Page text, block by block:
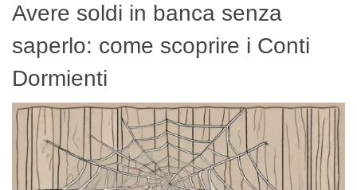
Avere soldi in banca senza
saperlo: come scoprire i Conti
Dormienti